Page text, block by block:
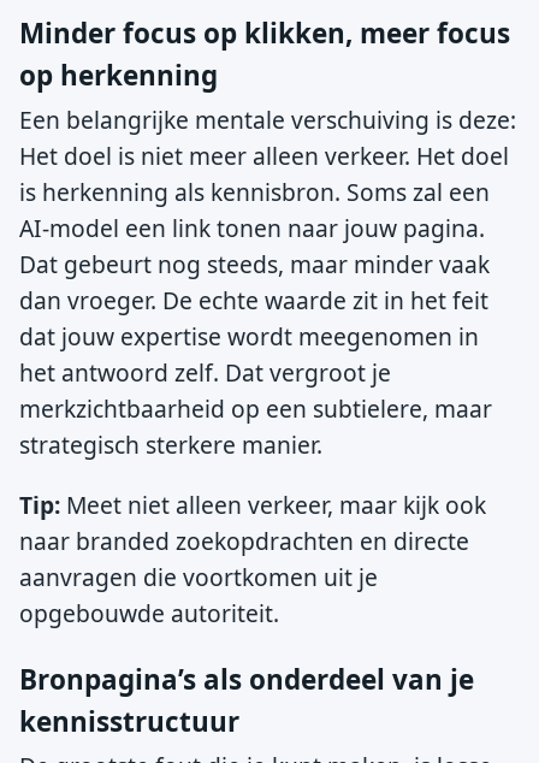
Minder focus op klikken, meer focus
op herkenning
Een belangrijke mentale verschuiving is deze:
Het doel is niet meer alleen verkeer. Het doel
is herkenning als kennisbron. Soms zal een
AI-model een link tonen naar jouw pagina.
Dat gebeurt nog steeds, maar minder vaak
dan vroeger. De echte waarde zit in het feit
dat jouw expertise wordt meegenomen in
het antwoord zelf. Dat vergroot je
merkzichtbaarheid op een subtielere, maar
strategisch sterkere manier.
Tip: Meet niet alleen verkeer, maar kijk ook
naar branded zoekopdrachten en directe
aanvragen die voortkomen uit je
opgebouwde autoriteit.
Bronpagina’s als onderdeel van je
kennisstructuur